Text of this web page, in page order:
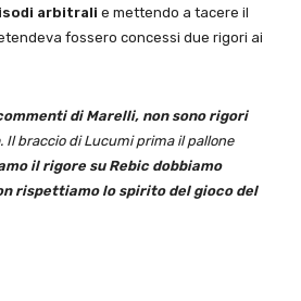
arbitrali e mettendo a tacere il
fossero concessi due rigori ai
di Marelli, non sono rigori
. Il braccio di Lucumi prima il pallone
il rigore su Rebic dobbiamo
rispettiamo lo spirito del gioco del